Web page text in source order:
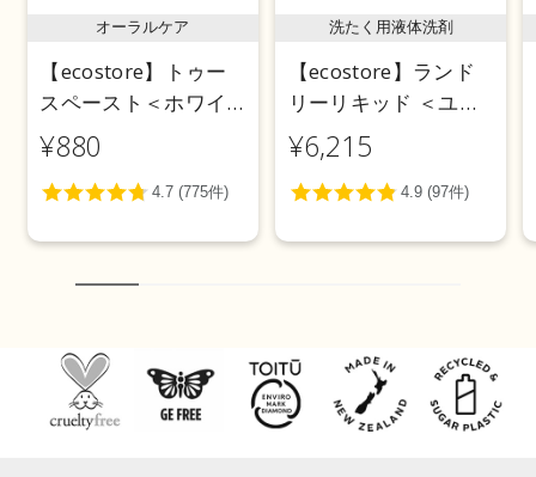
オーラルケア
【ecostore】トゥー
スペースト＜ホワイ
トニング＞ 100g
¥880
洗たく用液体洗剤
【ecostore】ランド
リーリキッド ＜ユー
カリ＞ 5L
¥6,215